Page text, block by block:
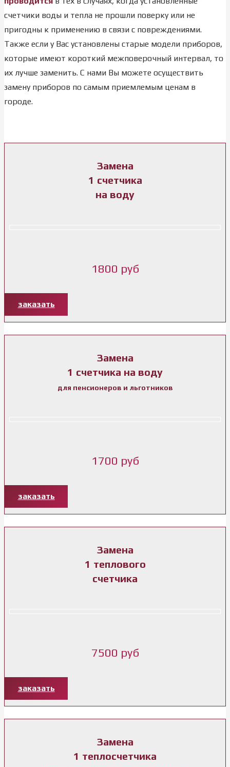
счетчики воды и тепла не прошли поверку или не
пригодны к применению в связи с повреждениями.
Также если у Вас установлены старые модели приборов,
которые имеют короткий межповерочный интервал, то
их лучше заменить. С нами Вы можете осуществить
замену приборов по самым приемлемым ценам в
городе.
Замена
1 счетчика
на воду
1800 руб
заказать
Замена
1 счетчика на воду
для пенсионеров и льготников
1700 руб
заказать
Замена
1 теплового
счетчика
7500 руб
заказать
Замена
1 теплосчетчика